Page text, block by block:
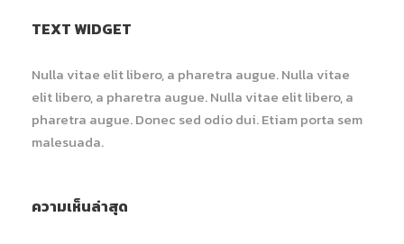
TEXT WIDGET
Nulla vitae elit libero, a pharetra augue. Nulla vitae
elit libero, a pharetra augue. Nulla vitae elit libero, a
pharetra augue. Donec sed odio dui. Etiam porta sem
malesuada.
ความเห็นล่าสุด